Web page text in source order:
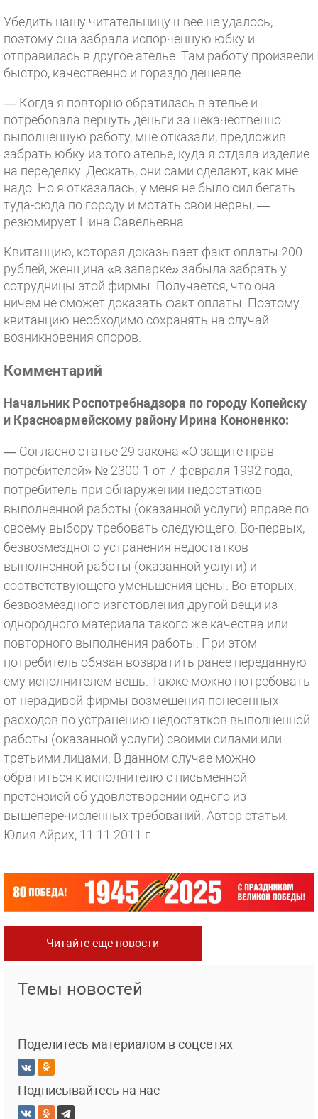
Убедить нашу читательницу швее не удалось,
поэтому она забрала испорченную юбку и
отправилась в другое ателье. Там работу произвели
быстро, качественно и гораздо дешевле.
— Когда я повторно обратилась в ателье и
потребовала вернуть деньги за некачественно
выполненную работу, мне отказали, предложив
забрать юбку из того ателье, куда я отдала изделие
на переделку. Дескать, они сами сделают, как мне
надо. Но я отказалась, у меня не было сил бегать
туда-сюда по городу и мотать свои нервы, —
резюмирует Нина Савельевна.
Квитанцию, которая доказывает факт оплаты 200
рублей, женщина «в запарке» забыла забрать у
сотрудницы этой фирмы. Получается, что она
ничем не сможет доказать факт оплаты. Поэтому
квитанцию необходимо сохранять на случай
возникновения споров.
Комментарий
Начальник Роспотребнадзора по городу Копейску
и Красноармейскому району Ирина Кононенко:
— Согласно статье 29 закона «О защите прав
потребителей» № 2300-1 от 7 февраля 1992 года,
потребитель при обнаружении недостатков
выполненной работы (оказанной услуги) вправе по
своему выбору требовать следующего. Во-первых,
безвозмездного устранения недостатков
выполненной работы (оказанной услуги) и
соответствующего уменьшения цены. Во-вторых,
безвозмездного изготовления другой вещи из
однородного материала такого же качества или
повторного выполнения работы. При этом
потребитель обязан возвратить ранее переданную
ему исполнителем вещь. Также можно потребовать
от нерадивой фирмы возмещения понесенных
расходов по устранению недостатков выполненной
работы (оказанной услуги) своими силами или
третьими лицами. В данном случае можно
обратиться к исполнителю с письменной
претензией об удовлетворении одного из
вышеперечисленных требований. Автор статьи:
Юлия Айрих, 11.11.2011 г.
Читайте еще новости
Темы новостей
Поделитесь материалом в соцсетях
Подписывайтесь на нас